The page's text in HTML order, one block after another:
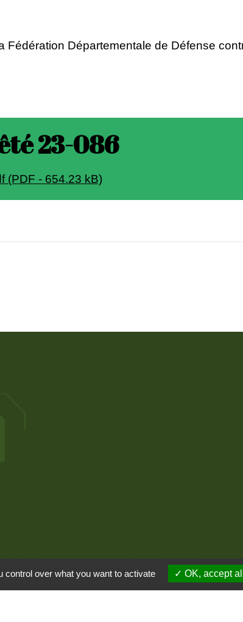
Fédération Départementale de Défense
23-086
(PDF - 654.23 kB)
- Accessibilité - Plan du site -
over what you want to activate OK, accept all